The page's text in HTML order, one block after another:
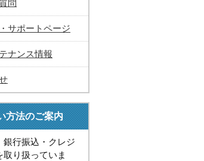
問
サポートページ
ナンス情報
方法のご案内
銀行振込・クレジ
取り扱っていま